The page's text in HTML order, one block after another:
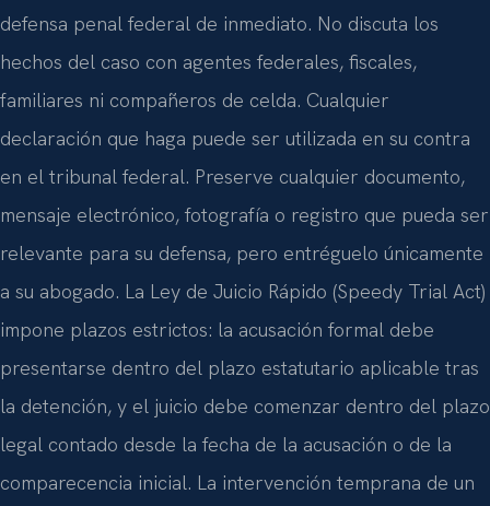
defensa penal federal de inmediato. No discuta los
hechos del caso con agentes federales, fiscales,
familiares ni compañeros de celda. Cualquier
declaración que haga puede ser utilizada en su contra
en el tribunal federal. Preserve cualquier documento,
mensaje electrónico, fotografía o registro que pueda ser
relevante para su defensa, pero entréguelo únicamente
a su abogado. La Ley de Juicio Rápido (Speedy Trial Act)
impone plazos estrictos: la acusación formal debe
presentarse dentro del plazo estatutario aplicable tras
la detención, y el juicio debe comenzar dentro del plazo
legal contado desde la fecha de la acusación o de la
comparecencia inicial. La intervención temprana de un